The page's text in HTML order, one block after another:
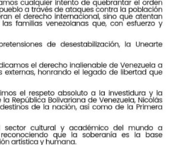
Últimas Noticias